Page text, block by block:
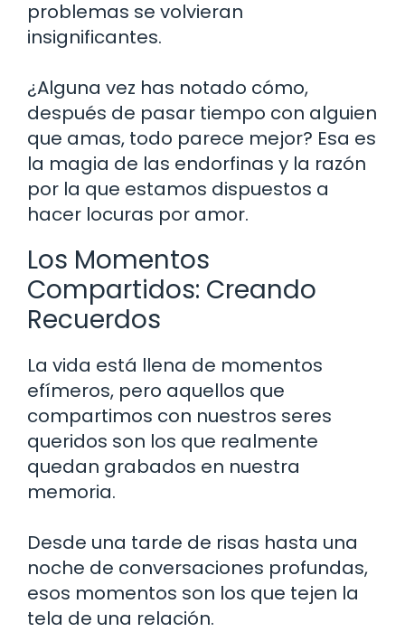
problemas se volvieran
insignificantes.
¿Alguna vez has notado cómo,
después de pasar tiempo con alguien
que amas, todo parece mejor? Esa es
la magia de las endorfinas y la razón
por la que estamos dispuestos a
hacer locuras por amor.
Los Momentos
Compartidos: Creando
Recuerdos
La vida está llena de momentos
efímeros, pero aquellos que
compartimos con nuestros seres
queridos son los que realmente
quedan grabados en nuestra
memoria.
Desde una tarde de risas hasta una
noche de conversaciones profundas,
esos momentos son los que tejen la
tela de una relación.